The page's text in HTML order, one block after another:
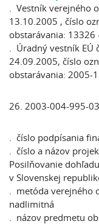
. Vestník verejného
13.10.2005 , číslo
obstarávania: 13326
. Úradný vestník EÚ
24.09.2005, číslo
obstarávania: 2005-
26. 2003-004-995-
. číslo podpísania
. číslo a názov
Posilňovanie
v Slovenskej
. metóda verejného
nadlimitná
. názov predmetu